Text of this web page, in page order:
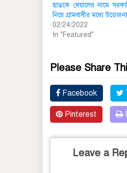
ছাতকে দেয়া‌লের নামে
নিয়ে গ্রামবাসীর ম‌ধ্যে উত্তেজনা
02/24/2022
In "Featured"
Please Share
Facebook
Pinterest
Leave a